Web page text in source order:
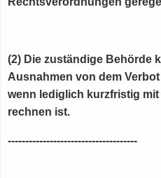
(2) Die zuständige Behörde
Ausnahmen von dem
wenn lediglich kurzfristig
rechnen ist.
-------------------------------------